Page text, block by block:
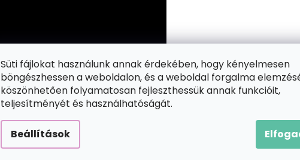
Süti fájlokat használunk annak érdekében, hogy kényelmesen
böngészhessen a weboldalon, és a weboldal forgalma
köszönhetően folyamatosan fejleszthessük annak funkcióit,
teljesítményét és használhatóságát.
Beállítások